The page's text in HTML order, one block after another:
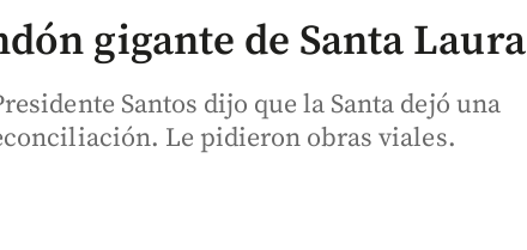
gigante de Santa Laura
Santos dijo que la Santa dejó una
Le pidieron obras viales.